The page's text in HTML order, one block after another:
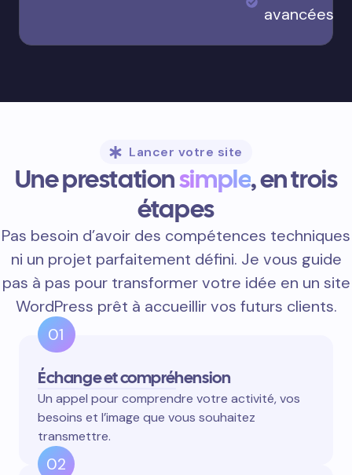
avancées
Lancer votre site
Une prestationsimple, en trois
étapes
Pas besoin d’avoir des compétences techniques
ni un projet parfaitement défini. Je vous guide
pas à pas pour transformer votre idée en un site
WordPress prêt à accueillir vos futurs clients.
01
Échange et compréhension
Un appel pour comprendre votre activité, vos
besoins et l’image que vous souhaitez
transmettre.
02